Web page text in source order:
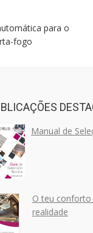
para o
fogo
Manual de
O teu
realidade